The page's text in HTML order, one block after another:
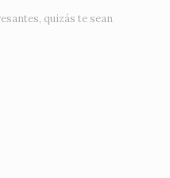
quizás te sean